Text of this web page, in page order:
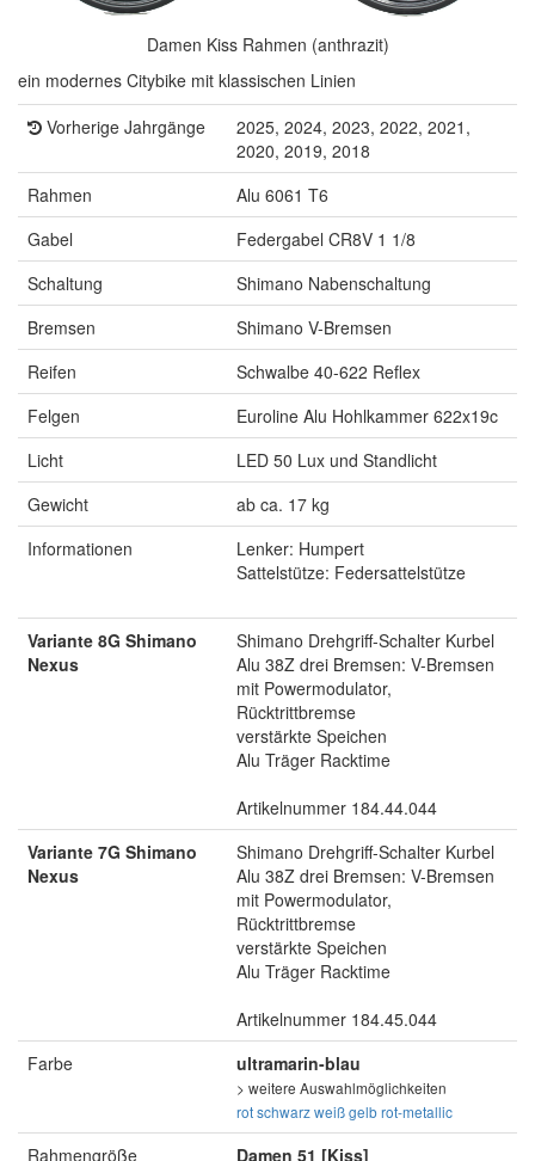
Damen Kiss Rahmen (anthrazit)
ein modernes Citybike mit klassischen Linien
Vorherige Jahrgänge
2025, 2024, 2023, 2022, 2021,
2020, 2019, 2018
Rahmen
Alu 6061 T6
Gabel
Federgabel CR8V 1 1/8
Schaltung
Shimano Nabenschaltung
Bremsen
Shimano V-Bremsen
Reifen
Schwalbe 40-622 Reflex
Felgen
Euroline Alu Hohlkammer 622x19c
Licht
LED 50 Lux und Standlicht
Gewicht
ab ca. 17 kg
Informationen
Lenker: Humpert
Sattelstütze: Federsattelstütze
Variante 8G Shimano
Nexus
Shimano Drehgriff-Schalter Kurbel
Alu 38Z drei Bremsen: V-Bremsen
mit Powermodulator,
Rücktrittbremse
verstärkte Speichen
Alu Träger Racktime
Artikelnummer 184.44.044
Variante 7G Shimano
Nexus
Shimano Drehgriff-Schalter Kurbel
Alu 38Z drei Bremsen: V-Bremsen
mit Powermodulator,
Rücktrittbremse
verstärkte Speichen
Alu Träger Racktime
Artikelnummer 184.45.044
Farbe
ultramarin-blau
> weitere Auswahlmöglichkeiten
rotschwarzweißgelbrot-metallic
Rahmengröße Damen 51 [Kiss]